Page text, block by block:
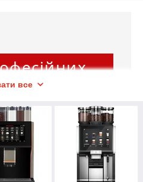
області
– від безкоштовної
все